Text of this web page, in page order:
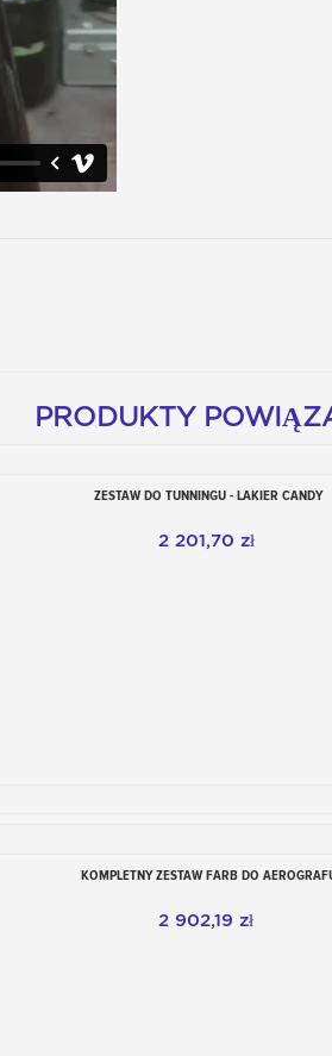
PRODUKTY
Dodaj do koszyka
ZESTAW DO TUNNINGU - LAKIER CANDY
2 201,70 zł
Dodaj do koszyka
KOMPLETNY ZESTAW FARB DO
2 902,19 zł